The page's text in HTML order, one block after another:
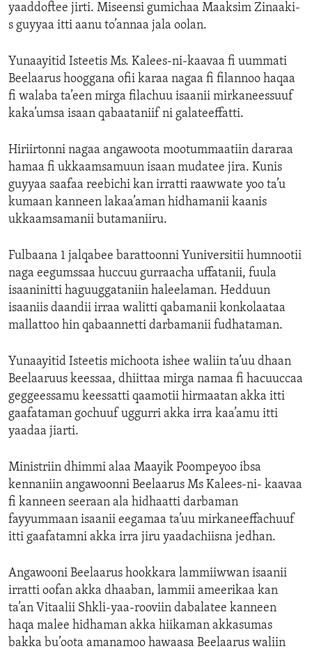
yaaddoftee jirti. Miseensi gumichaa Maaksim Zinaaki-
s guyyaa itti aanu to’annaa jala oolan.
Yunaayitid Isteetis Ms. Kalees-ni-kaavaa fi uummati
Beelaarus hooggana ofii karaa nagaa fi filannoo haqaa
fi walaba ta’een mirga filachuu isaanii mirkaneessuuf
kaka’umsa isaan qabaataniif ni galateeffatti.
Hiriirtonni nagaa angawoota mootummaatiin dararaa
hamaa fi ukkaamsamuun isaan mudatee jira. Kunis
guyyaa saafaa reebichi kan irratti raawwate yoo ta’u
kumaan kanneen lakaa’aman hidhamanii kaanis
ukkaamsamanii butamaniiru.
Fulbaana 1 jalqabee barattoonni Yuniversitii humnootii
naga eegumssaa huccuu gurraacha uffatanii, fuula
isaaninitti haguuggataniin haleelaman. Hedduun
isaaniis daandii irraa walitti qabamanii konkolaataa
mallattoo hin qabaannetti darbamanii fudhataman.
Yunaayitid Isteetis michoota ishee waliin ta’uu dhaan
Beelaaruus keessaa, dhiittaa mirga namaa fi hacuuccaa
geggeessamu keessatti qaamotii hirmaatan akka itti
gaafataman gochuuf uggurri akka irra kaa’amu itti
yaadaa jiarti.
Ministriin dhimmi alaa Maayik Poompeyoo ibsa
kennaniin angawoonni Beelaarus Ms Kalees-ni- kaavaa
fi kanneen seeraan ala hidhaatti darbaman
fayyummaan isaanii eegamaa ta’uu mirkaneeffachuuf
itti gaafatamni akka irra jiru yaadachiisna jedhan.
Angawooni Beelaarus hookkara lammiiwwan isaanii
irratti oofan akka dhaaban, lammii ameerikaa kan
ta’an Vitaalii Shkli-yaa-rooviin dabalatee kanneen
haqa malee hidhaman akka hiikaman akkasumas
bakka bu’oota amanamoo hawaasa Beelaarus waliin